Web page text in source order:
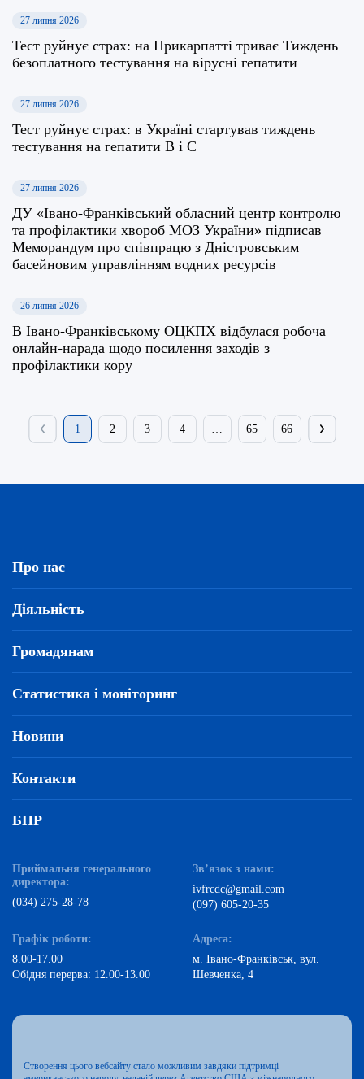
27 липня 2026
Тест руйнує страх: на Прикарпатті триває Тиждень
безоплатного тестування на вірусні гепатити
27 липня 2026
Тест руйнує страх: в Україні стартував тиждень
тестування на гепатити В і С
27 липня 2026
ДУ «Івано-Франківський обласний центр контролю
та профілактики хвороб МОЗ України» підписав
Меморандум про співпрацю з Дністровським
басейновим управлінням водних ресурсів
26 липня 2026
В Івано-Франківському ОЦКПХ відбулася робоча
онлайн-нарада щодо посилення заходів з
профілактики кору
1 2 3 4 65 66
Про нас
Діяльність
Громадянам
Статистика і моніторинг
Новини
Контакти
БПР
Приймальня генерального
директора:
(034) 275-28-78
Зв’язок з нами:
ivfrcdc@gmail.com
(097) 605-20-35
Графік роботи:
8.00-17.00
Обідня перерва: 12.00-13.00
Адреса:
м. Івано-Франківськ, вул.
Шевченка, 4
Створення цього вебсайту стало можливим завдяки підтримці